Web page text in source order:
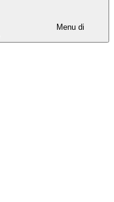
Menu di